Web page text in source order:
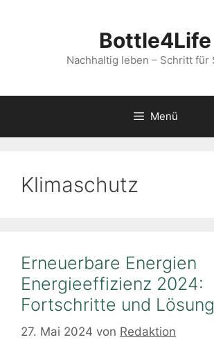
Bottle4Life
Nachhaltig leben – Schritt für
Menü
Klimaschutz
Erneuerbare Energien
Energieeffizienz 2024:
Fortschritte und
27. Mai 2024 von Redaktion